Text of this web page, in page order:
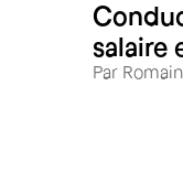
salaire
Par Romain